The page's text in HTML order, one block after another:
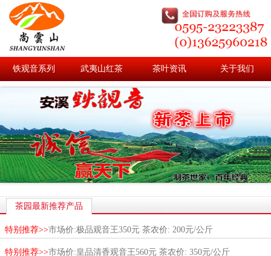
铁观音系列 武夷山红茶 茶叶资讯 关于我们
茶园最新推荐产品
特别推荐>>市场价:极品观音王350元 茶农价: 200元/公斤
特别推荐>>市场价:皇品清香观音王560元 茶农价: 350元/公斤